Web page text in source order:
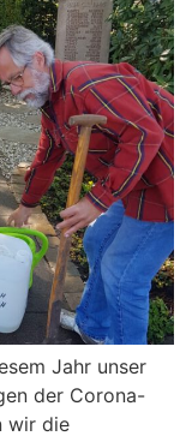
Jahr unser
der Corona-
wir die